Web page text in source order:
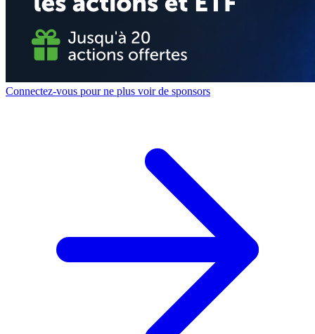
Connectez-vous pour ne plus voir de sponsors